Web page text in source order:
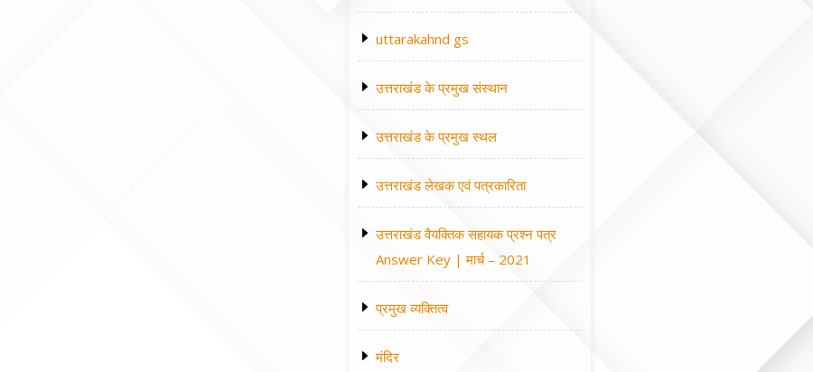
uttarakahnd gs
उत्तराखंड के प्रमुख संस्थान
उत्तराखंड के प्रमुख स्थल
उत्तराखंड लेखक एवं पत्रकारिता
उत्तराखंड वैयक्तिक सहायक प्रश्न पत्र
Answer Key | मार्च – 2021
प्रमुख व्यक्तित्व
मंदिर